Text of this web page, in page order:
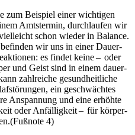
zum Beispiel einer wichtigen
Amtstermin, durch­lau­fen wir
schon wieder in Balance.
wir uns in einer Dau­er­
es findet keine – oder
und Geist sind in einem dau­er­
zahl­rei­che gesund­heit­li­che
ein geschwäch­tes
Anspan­nung und eine erhöhte
oder Anfälligkeit – für kör­per­
4)